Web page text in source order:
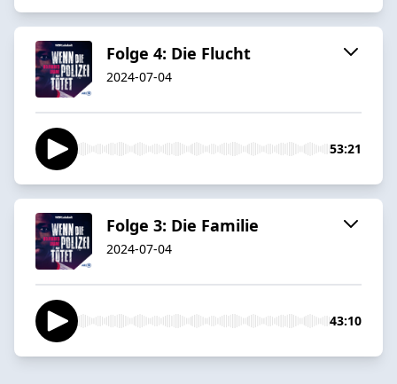
Folge 4: Die Flucht
2024-07-04
53:21
Folge 3: Die Familie
2024-07-04
43:10